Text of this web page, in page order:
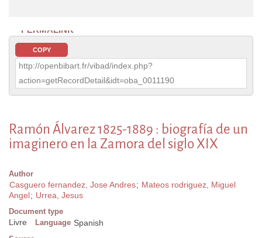
PERMALINK
COPY
http://openbibart.fr/vibad/index.php?
action=getRecordDetail&idt=oba_0011190
Ramón Álvarez 1825-1889 : biografía de un
imaginero en la Zamora del siglo XIX
Author
Casguero fernandez, Jose Andres; Mateos rodriguez, Miguel
Angel; Urrea, Jesus
Document type
Livre Language Spanish